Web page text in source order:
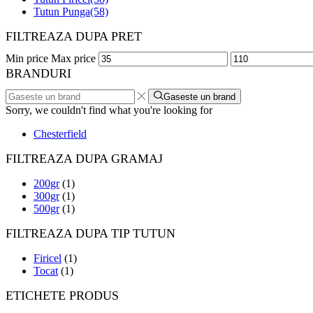
Tutun Punga(58)
FILTREAZA DUPA PRET
Min price Max price
BRANDURI
Gaseste un brand
Sorry, we couldn't find what you're looking for
Chesterfield
FILTREAZA DUPA GRAMAJ
200gr (1)
300gr (1)
500gr (1)
FILTREAZA DUPA TIP TUTUN
Firicel (1)
Tocat (1)
ETICHETE PRODUS